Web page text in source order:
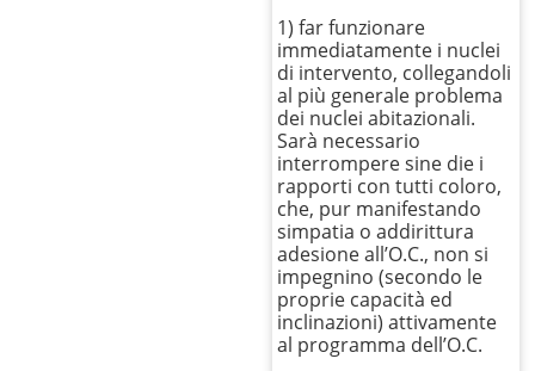
1) far funzionare
immediatamente i nuclei
di intervento, collegandoli
al più generale problema
dei nuclei abitazionali.
Sarà necessario
interrompere sine die i
rapporti con tutti coloro,
che, pur manifestando
simpatia o addirittura
adesione all’O.C., non si
impegnino (secondo le
proprie capacità ed
inclinazioni) attivamente
al programma dell’O.C.